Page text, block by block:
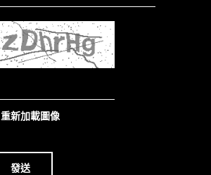
重新加載圖像
發送